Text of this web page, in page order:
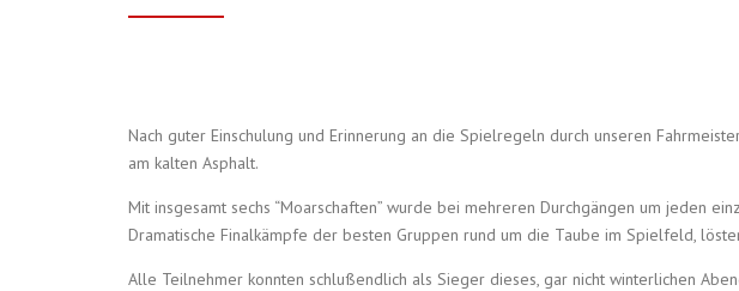
Nach guter Einschulung und Erinnerung an die Spielregeln durch unseren
am kalten Asphalt.
Mit insgesamt sechs “Moarschaften” wurde bei mehreren Durchgängen um jeden
Dramatische Finalkämpfe der besten Gruppen rund um die Taube im Spielfeld,
Alle Teilnehmer konnten schlußendlich als Sieger dieses, gar nicht winterlichen